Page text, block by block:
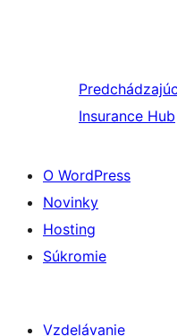
Insurance Hub
O WordPress
Novinky
Hosting
Súkromie
Vzdelávanie